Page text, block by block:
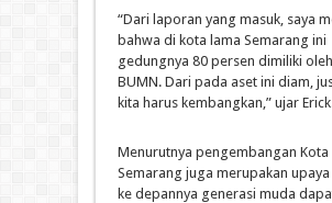
“Dari laporan yang masuk, saya
bahwa di kota lama Semarang ini
gedungnya 80 persen dimiliki oleh
BUMN. Dari pada aset ini diam,
kita harus kembangkan,” ujar
Menurutnya pengembangan Kota
Semarang juga merupakan
ke depannya generasi muda